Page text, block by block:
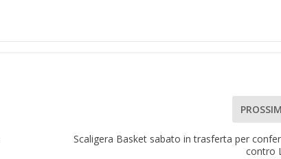
Scaligera Basket sabato in trasferta per
contro